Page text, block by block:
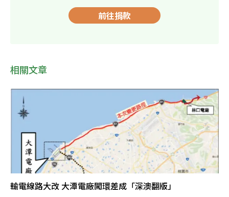
前往捐款
相關文章
輸電線路大改 大潭電廠闖環差成「深澳翻版」